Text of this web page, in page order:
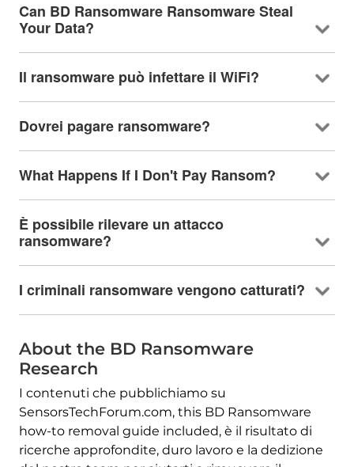
Can BD Ransomware Ransomware Steal
Your Data?
Il ransomware può infettare il WiFi?
Dovrei pagare ransomware?
What Happens If I Don't Pay Ransom?
È possibile rilevare un attacco
ransomware?
I criminali ransomware vengono catturati?
About the BD Ransomware
Research
I contenuti che pubblichiamo su
SensorsTechForum.com, this BD Ransomware
how-to removal guide included, è il risultato di
ricerche approfondite, duro lavoro e la dedizione